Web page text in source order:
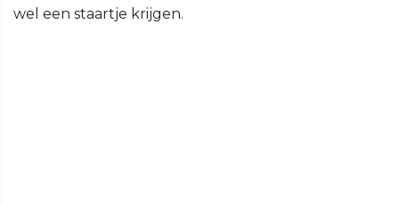
wel een staartje krijgen.